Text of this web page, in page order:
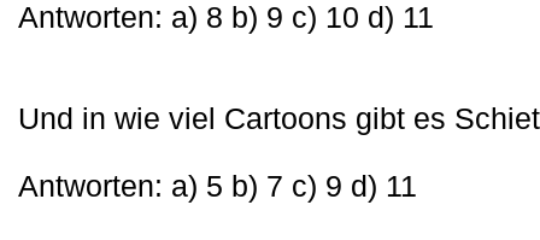
Antworten: a) 8 b) 9 c) 10 d) 11
Und in wie viel Cartoons gibt es
Antworten: a) 5 b) 7 c) 9 d) 11